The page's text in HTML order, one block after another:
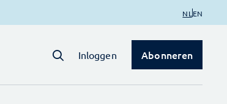
NL EN
Inloggen Abonneren